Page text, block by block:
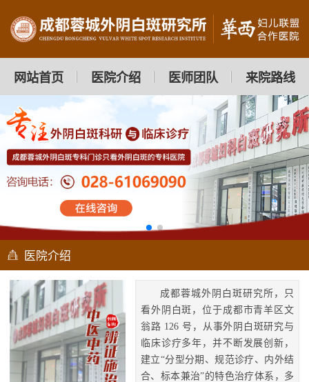
网站首页 医院介绍 医师团队 来院路线
医院介绍
成都蓉城外阴白斑研究所，只
看外阴白斑，位于成都市青羊区文
翁路 126 号，从事外阴白斑研究与
临床诊疗多年，并不断发展创新，
建立“分型分期、规范诊疗、内外结
合、标本兼治”的特色治疗体系，多